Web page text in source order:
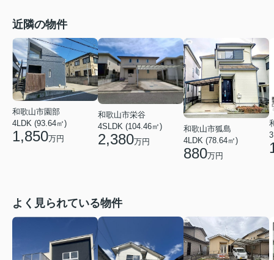
近隣の物件
和歌山市園部
4LDK (93.64㎡)
1,850万円
和歌山市栄谷
4SLDK (104.46㎡)
2,380万円
和歌山市狐島
4LDK (78.64㎡)
880万円
よく見られている物件